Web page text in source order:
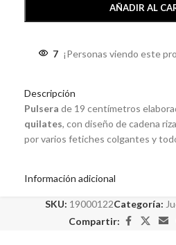
AÑADIR AL
7 ¡Personas viendo este
Descripción
Pulsera de 19 centímetros
quilates, con diseño de cadena
por varios fetiches colgantes y
Información adicional
SKU: 19000122Categoría:
Compartir: